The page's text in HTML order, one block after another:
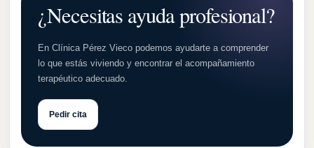
¿Necesitas ayuda profesional?
En Clínica Pérez Vieco podemos ayudarte a comprender
lo que estás viviendo y encontrar el acompañamiento
terapéutico adecuado.
Pedir cita